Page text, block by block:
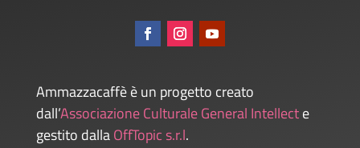
Ammazzacaffè è un progetto creato
dall’Associazione Culturale General Intellecte
gestito dallaOffTopic s.r.l.